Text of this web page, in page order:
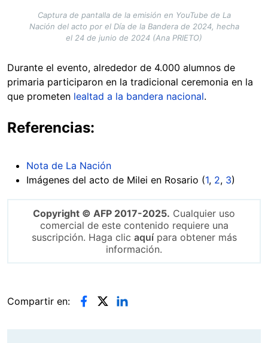
Captura de pantalla de la emisión en YouTube de La
Nación del acto por el Día de la Bandera de 2024, hecha
el 24 de junio de 2024 (Ana PRIETO)
Durante el evento, alrededor de 4.000 alumnos de
primaria participaron en la tradicional ceremonia en la
que prometen lealtad a la bandera nacional.
Referencias:
Nota de La Nación
Imágenes del acto de Milei en Rosario (1, 2, 3)
Copyright © AFP 2017-2025. Cualquier uso
comercial de este contenido requiere una
suscripción. Haga clic aquípara obtener más
información.
Compartir en: